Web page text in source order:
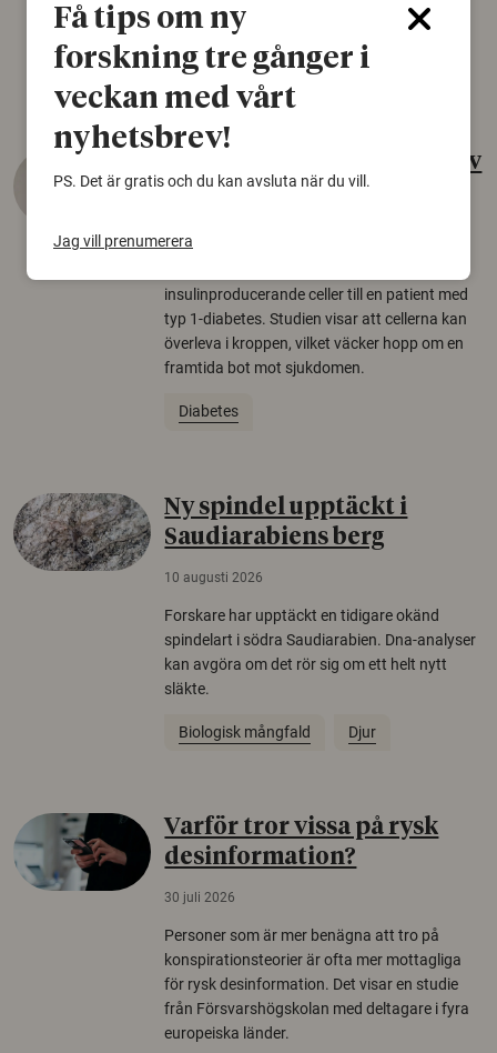
den senaste istiden.
Fåglar Genetik
Nytt steg mot behandling av
typ 1-diabetes
insulinproducerande celler till en patient med
typ 1-diabetes. Studien visar att cellerna kan
överleva i kroppen, vilket väcker hopp om en
framtida bot mot sjukdomen.
Diabetes
Ny spindel upptäckt i
Saudiarabiens berg
10 augusti 2026
Forskare har upptäckt en tidigare okänd
spindelart i södra Saudiarabien. Dna-analyser
kan avgöra om det rör sig om ett helt nytt
släkte.
Biologisk mångfald Djur
Varför tror vissa på rysk
desinformation?
30 juli 2026
Personer som är mer benägna att tro på
konspirationsteorier är ofta mer mottagliga
för rysk desinformation. Det visar en studie
från Försvarshögskolan med deltagare i fyra
europeiska länder.
Få tips om ny
forskning tre gånger i
veckan med vårt
nyhetsbrev!
PS. Det är gratis och du kan avsluta när du vill.
Jag vill prenumerera